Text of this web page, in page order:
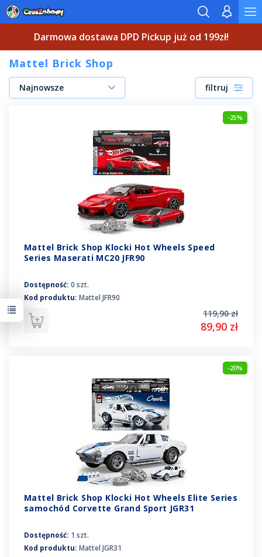
Darmowa dostawa DPD Pickup już od 199zł!
Mattel Brick Shop
Najnowsze filtruj
-25%
Mattel Brick Shop Klocki Hot Wheels Speed
Series Maserati MC20 JFR90
Dostępność: 0 szt.
Kod produktu: Mattel JFR90
119,90 zł
89,90 zł
-20%
Mattel Brick Shop Klocki Hot Wheels Elite Series
samochód Corvette Grand Sport JGR31
Dostępność: 1 szt.
Kod produktu: Mattel JGR31